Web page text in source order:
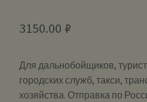
3150.00 ₽
Для дальнобойщиков,
городских служб, такси,
хозяйства. Отправка по